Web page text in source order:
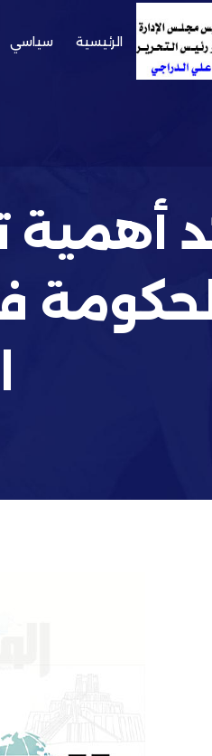
الرئيسية سياسي